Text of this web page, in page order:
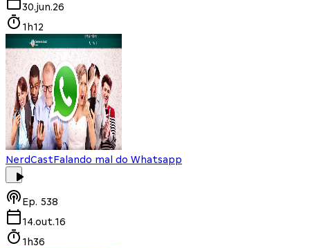
30.jun.26
1h12
NerdCastFalando mal do Whatsapp
Ep. 538
14.out.16
1h36